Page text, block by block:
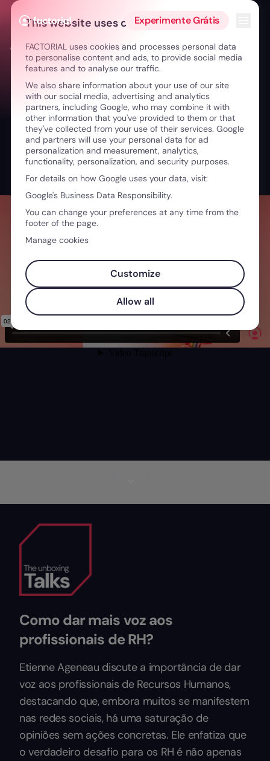
Ir para o conteúdo
Experimente Grátis
← Liderar a mudança: diversidade, risco e aprendizagem
Como dar mais voz aos
profissionais de RH?
Etienne Ageneau discute a importância de dar
voz aos profissionais de Recursos Humanos,
destacando que, embora muitos se manifestem
nas redes sociais, há uma saturação de
opiniões sem ações concretas. Ele enfatiza que
o verdadeiro desafio para os RH é não apenas
This website uses cookies
FACTORIAL uses cookies and processes personal data
to personalise content and ads, to provide social media
features and to analyse our traffic.
We also share information about your use of our site
with our social media, advertising and analytics
partners, including Google, who may combine it with
other information that you've provided to them or that
they've collected from your use of their services. Google
and partners will use your personal data for ad
personalization and measurement, analytics,
functionality, personalization, and security purposes.
For details on how Google uses your data, visit:
Google's Business Data Responsibility.
You can change your preferences at any time from the
footer of the page.
Manage cookies
Customize
Allow all